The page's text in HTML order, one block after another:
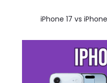
iPhone 17 vs